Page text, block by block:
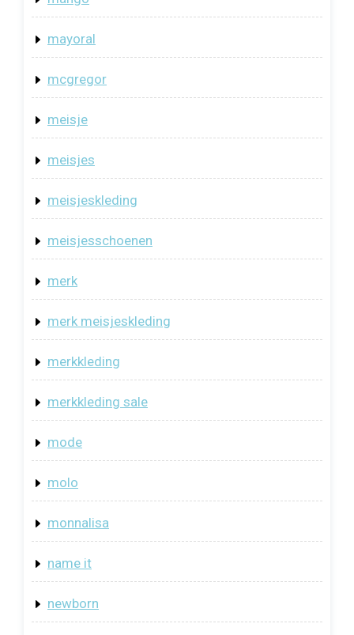
mayoral
mcgregor
meisje
meisjes
meisjeskleding
meisjesschoenen
merk
merk meisjeskleding
merkkleding
merkkleding sale
mode
molo
monnalisa
name it
newborn